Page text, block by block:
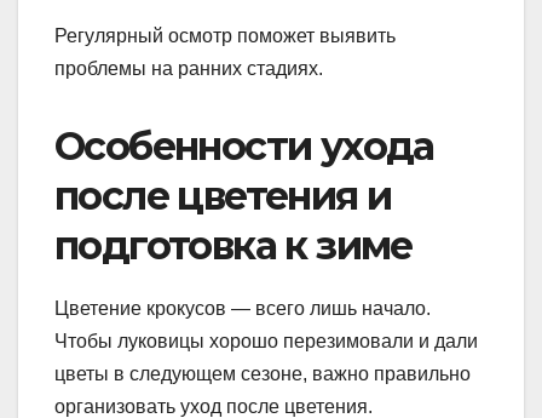
Регулярный осмотр поможет выявить
проблемы на ранних стадиях.
Особенности ухода
после цветения и
подготовка к зиме
Цветение крокусов — всего лишь начало.
Чтобы луковицы хорошо перезимовали и дали
цветы в следующем сезоне, важно правильно
организовать уход после цветения.